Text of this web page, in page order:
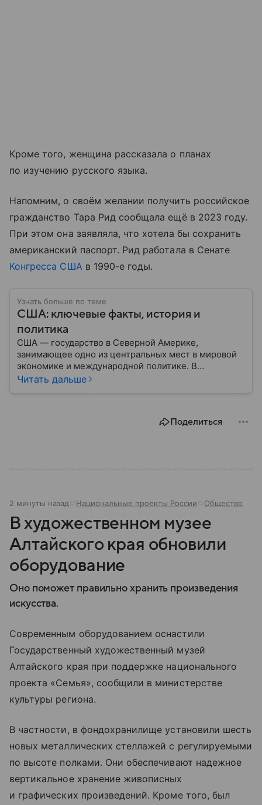
Кроме того, женщина рассказала о планах
по изучению русского языка.
Напомним, о своём желании получить российское
гражданство Тара Рид сообщала ещё в 2023 году.
При этом она заявляла, что хотела бы сохранить
американский паспорт. Рид работала в Сенате
Конгресса США в 1990-е годы.
Узнать больше по теме
США: ключевые факты, история и
политика
США — государство в Северной Америке,
занимающее одно из центральных мест в мировой
экономике и международной политике. В
материале — основные сведения об этой стране.
Читать дальше
Поделиться
2 минуты назад Национальные проекты России Общество
В художественном музее
Алтайского края обновили
оборудование
Оно поможет правильно хранить произведения
искусства.
Современным оборудованием оснастили
Государственный художественный музей
Алтайского края при поддержке национального
проекта «Семья», сообщили в министерстве
культуры региона.
В частности, в фондохранилище установили шесть
новых металлических стеллажей с регулируемыми
по высоте полками. Они обеспечивают надежное
вертикальное хранение живописных
и графических произведений. Кроме того, был